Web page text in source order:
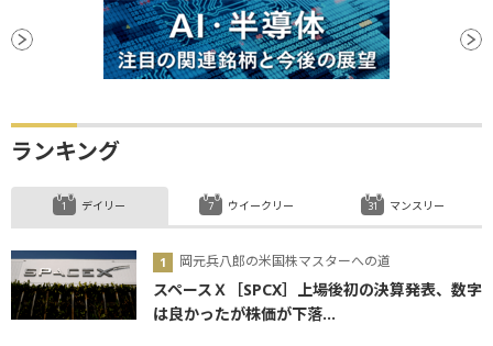
ランキング
デイリー
岡元兵八郎の米国株マスターへの道
スペースＸ［SPCX］上場後初の決算発表、数字
は良かったが株価が下落...
ウイークリー マンスリー